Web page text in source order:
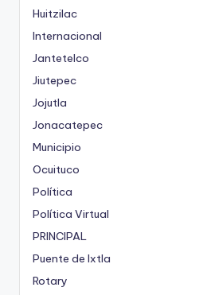
Huitzilac
Internacional
Jantetelco
Jiutepec
Jojutla
Jonacatepec
Municipio
Ocuituco
Política
Política Virtual
PRINCIPAL
Puente de Ixtla
Rotary